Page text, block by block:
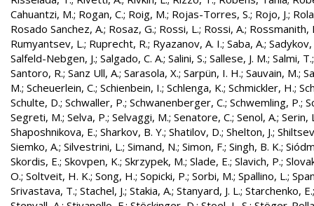
Cahuantzi, M.; Rogan, C.; Roig, M.; Rojas-Torres, S.; Rojo, J.;
Rosado Sanchez, A.; Rosaz, G.; Rossi, L.; Rossi, A.; Rossmanith,
Rumyantsev, L.; Ruprecht, R.; Ryazanov, A. I.; Saba, A.; Sadykov,
Salfeld-Nebgen, J.; Salgado, C. A.; Salini, S.; Sallese, J. M.; Salmi, T.
Santoro, R.; Sanz Ull, A.; Sarasola, X.; Sarpün, I. H.; Sauvain, M.;
M.; Scheuerlein, C.; Schienbein, I.; Schlenga, K.; Schmickler, H.;
Schulte, D.; Schwaller, P.; Schwanenberger, C.; Schwemling, P.;
Segreti, M.; Selva, P.; Selvaggi, M.; Senatore, C.; Senol, A.; Serin,
Shaposhnikova, E.; Sharkov, B. Y.; Shatilov, D.; Shelton, J.;
Siemko, A.; Silvestrini, L.; Simand, N.; Simon, F.; Singh, B. K.;
Skordis, E.; Skovpen, K.; Skrzypek, M.; Slade, E.; Slavich, P.;
O.; Soltveit, H. K.; Song, H.; Sopicki, P.; Sorbi, M.; Spallino, L.;
Srivastava, T.; Stachel, J.; Stakia, A.; Stanyard, J. L.; Starchenko, E.